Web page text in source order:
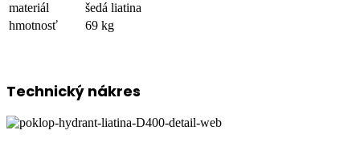
materiál
šedá liatina
hmotnosť
69 kg
Technický nákres